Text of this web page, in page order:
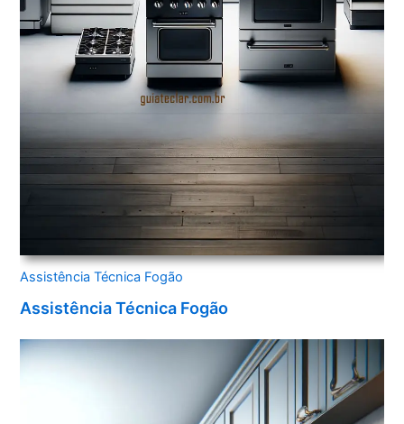
Assistência Técnica Fogão
Assistência Técnica Fogão